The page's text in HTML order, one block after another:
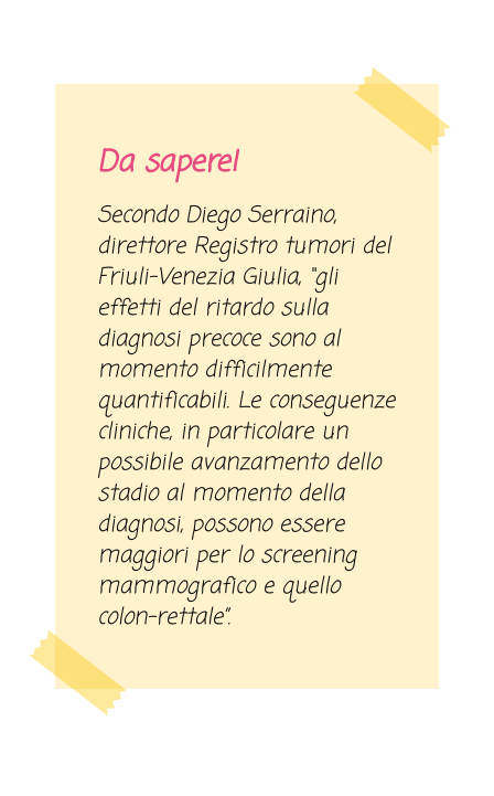
Da sapere!
Secondo Diego Serraino,
direttore Registro tumori del
Friuli-Venezia Giulia, “gli
effetti del ritardo sulla
diagnosi precoce sono al
momento difficilmente
quantificabili. Le conseguenze
cliniche, in particolare un
possibile avanzamento dello
stadio al momento della
diagnosi, possono essere
maggiori per lo screening
mammografico e quello
colon-rettale”.